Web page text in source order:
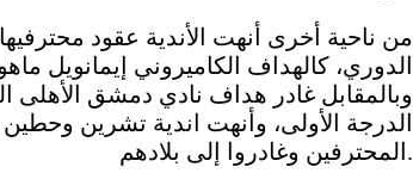
من ناحية أخرى أنهت الأندية عقود
الدوري، كالهداف الكاميروني إيمانويل
وبالمقابل غادر هداف نادي دمشق الأهلى
الدرجة الأولى، وأنهت اندية تشرين
المحترفين وغادروا إلى بلادهم.